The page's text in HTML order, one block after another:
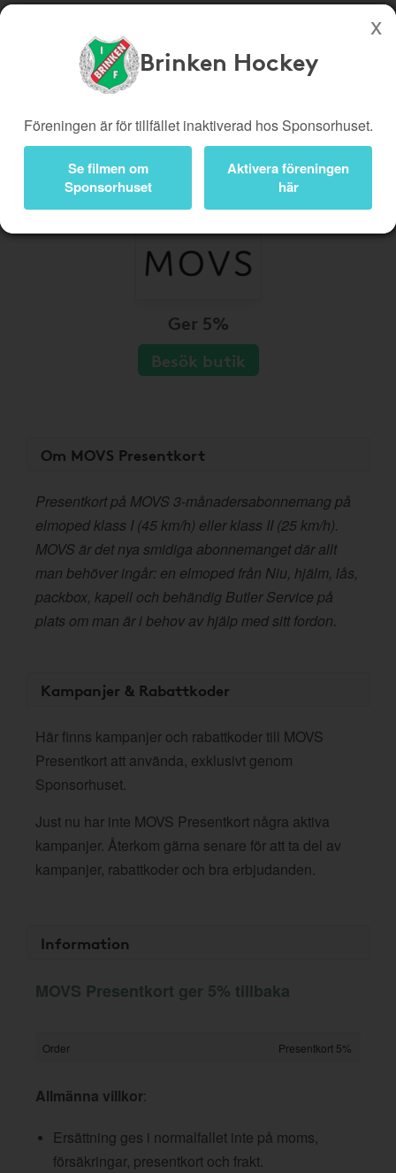
Köp genom denna sida stöttar Brinken Hockey
Presentkort
Kampanjer
Bli medlem
Logga in
Brinken Hockey
Föreningen är för tillfället inaktiverad hos Sponsorhuset.
Se filmen om
Sponsorhuset
Aktivera föreningen
här
Ger 5%
Besök butik
Om MOVS Presentkort
Presentkort på MOVS 3-månadersabonnemang på
elmoped klass I (45 km/h) eller klass II (25 km/h).
MOVS är det nya smidiga abonnemanget där allt
man behöver ingår: en elmoped från Niu, hjälm, lås,
packbox, kapell och behändig Butler Service på
plats om man är i behov av hjälp med sitt fordon.
Kampanjer & Rabattkoder
Här finns kampanjer och rabattkoder till MOVS
Presentkort att använda, exklusivt genom
Sponsorhuset.
Just nu har inte MOVS Presentkort några aktiva
kampanjer. Återkom gärna senare för att ta del av
kampanjer, rabattkoder och bra erbjudanden.
Information
MOVS Presentkort ger 5% tillbaka
Order Presentkort 5%
Allmänna villkor:
Ersättning ges i normalfallet inte på moms,
försäkringar, presentkort och frakt.